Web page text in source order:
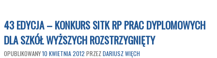
43 EDYCJA – KONKURS SITK RP PRAC DYPLOMOWYCH
DLA SZKÓŁ WYŻSZYCH ROZSTRZYGNIĘTY
OPUBLIKOWANY10 KWIETNIA 2012 PRZEZDARIUSZ WIĘCH